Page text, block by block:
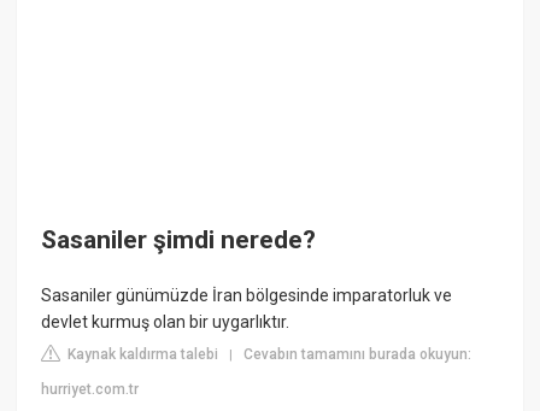
Sasaniler şimdi nerede?
Sasaniler günümüzde İran bölgesinde imparatorluk ve
devlet kurmuş olan bir uygarlıktır.
Kaynak kaldırma talebi |Cevabın tamamını burada okuyun:
hurriyet.com.tr